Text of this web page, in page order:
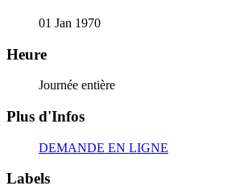
01 Jan 1970
Heure
Journée entière
Plus d'Infos
DEMANDE EN LIGNE
Labels